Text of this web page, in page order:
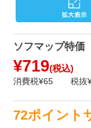
ソフマップ特価
¥719(税込)
消費税¥65 税抜
72ポイント